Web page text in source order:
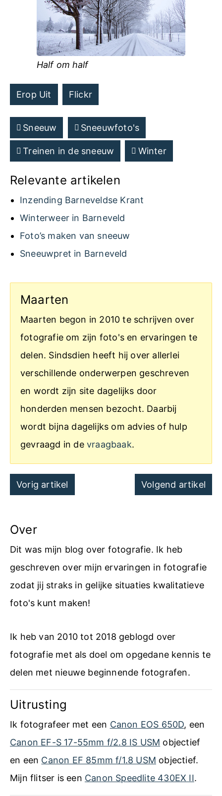
Half om half
Erop Uit Flickr
Sneeuw Sneeuwfoto's
Treinen in de sneeuw Winter
Relevante artikelen
Inzending Barneveldse Krant
Winterweer in Barneveld
Foto’s maken van sneeuw
Sneeuwpret in Barneveld
Maarten
Maarten begon in 2010 te schrijven over
fotografie om zijn foto's en ervaringen te
delen. Sindsdien heeft hij over allerlei
verschillende onderwerpen geschreven
en wordt zijn site dagelijks door
honderden mensen bezocht. Daarbij
wordt bijna dagelijks om advies of hulp
gevraagd in de vraagbaak.
Post
navigation
Vorig artikel Volgend artikel
Over
Dit was mijn blog over fotografie. Ik heb
geschreven over mijn ervaringen in fotografie
zodat jij straks in gelijke situaties kwalitatieve
foto's kunt maken!
Ik heb van 2010 tot 2018 geblogd over
fotografie met als doel om opgedane kennis te
delen met nieuwe beginnende fotografen.
Uitrusting
Ik fotografeer met een Canon EOS 650D, een
Canon EF-S 17-55mm f/2.8 IS USM objectief
en een Canon EF 85mm f/1.8 USM objectief.
Mijn flitser is een Canon Speedlite 430EX II.